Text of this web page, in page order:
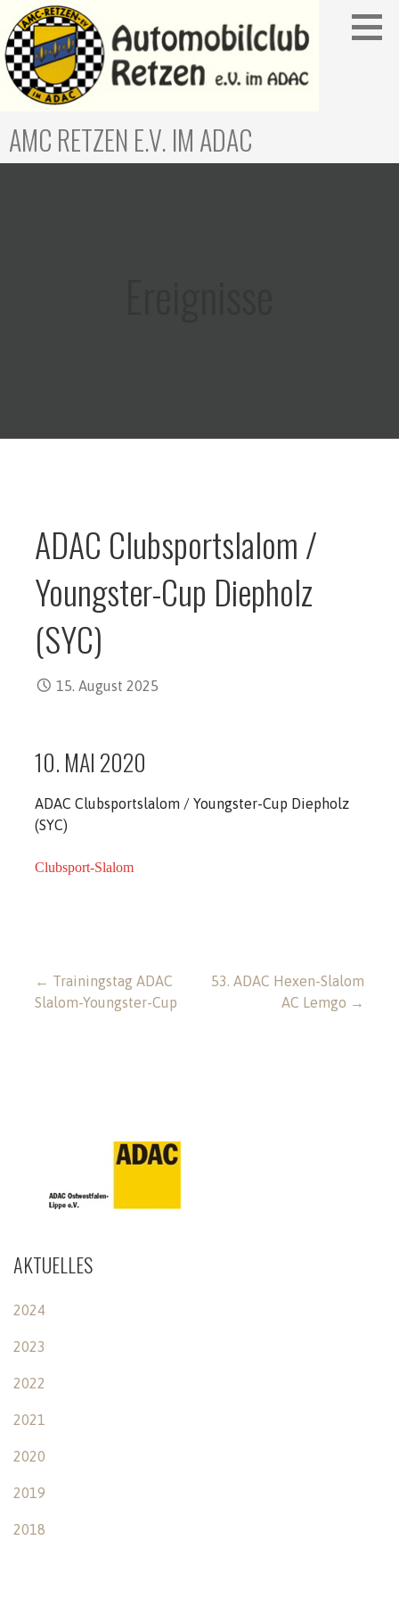
Zum
Inhalt
springen
AMC RETZEN E.V. IM ADAC
ADAC Clubsportslalom /
Youngster-Cup Diepholz
(SYC)
15. August 2025
10. MAI 2020
ADAC Clubsportslalom / Youngster-Cup Diepholz
(SYC)
Clubsport-Slalom
Beitragsnavigation
← Trainingstag ADAC
Slalom-Youngster-Cup
53. ADAC Hexen-Slalom
AC Lemgo →
AKTUELLES
2024
2023
2022
2021
2020
2019
2018